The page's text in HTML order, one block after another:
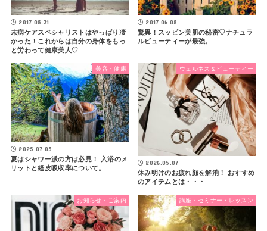
2017.05.31
未病ケアスペシャリストはやっぱり凄
かった！これからは自分の身体をもっ
と労わって健康美人♡
2017.06.05
驚異！スッピン美肌の秘密♡ナチュラ
ルビューティーが最強。
美容・健康
2025.07.05
夏はシャワー派の方は必見！ 入浴のメ
リットと経皮吸収率について。
ウェルネス＆ビューティー
2026.05.07
休み明けのお疲れ顔を解消！ おすすめ
のアイテムとは・・・
お知らせ・ご案内 講座・セミナー・レッスン